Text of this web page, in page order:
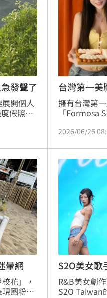
發聲了
開個人
假照與
戀愛傳
台灣第一
擁有台灣第
「Formosa
滿35歲的她
限時動態曝
2026/06/26
暈網
花」，
圈粉無
S2O美女歌
R&B美女創
S2O Taiwan